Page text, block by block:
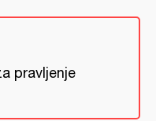
pravljenje